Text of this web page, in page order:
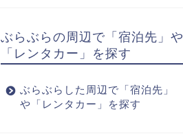
ぶらぶらの周辺で「宿泊先」や
「レンタカー」を探す
ぶらぶらした周辺で「宿泊先」
や「レンタカー」を探す